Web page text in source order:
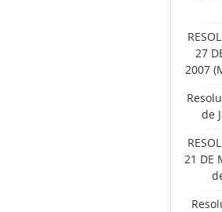
27
2007
de
21 DE